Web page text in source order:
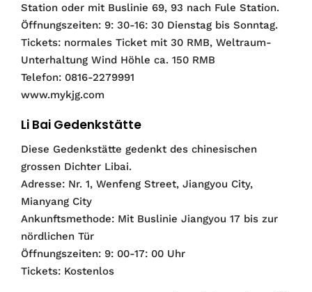
Station oder mit Buslinie 69, 93 nach Fule Station.
Öffnungszeiten: 9: 30-16: 30 Dienstag bis Sonntag.
Tickets: normales Ticket mit 30 RMB, Weltraum-
Unterhaltung Wind Höhle ca. 150 RMB
Telefon: 0816-2279991
www.mykjg.com
Li Bai Gedenkstätte
Diese Gedenkstätte gedenkt des chinesischen
grossen Dichter Libai.
Adresse: Nr. 1, Wenfeng Street, Jiangyou City,
Mianyang City
Ankunftsmethode: Mit Buslinie Jiangyou 17 bis zur
nördlichen Tür
Öffnungszeiten: 9: 00-17: 00 Uhr
Tickets: Kostenlos